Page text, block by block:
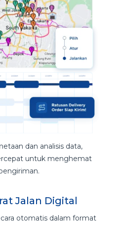
dan analisis data,
untuk menghemat
Jalan Digital
otomatis dalam format